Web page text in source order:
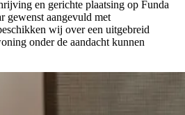
en gerichte plaatsing op Funda
gewenst aangevuld met
wij over een uitgebreid
onder de aandacht kunnen